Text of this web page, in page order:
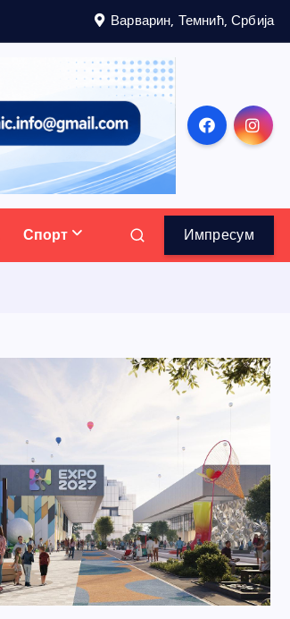
Варварин, Темнић, Србија
Спорт Импресум